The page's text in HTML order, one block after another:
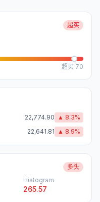
超买
超买 70
22,774.90 ▲ 8.3%
22,641.81 ▲ 8.9%
多头
Histogram
265.57